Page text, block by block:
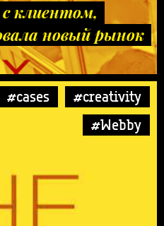
клиентом,
новый рынок
#cases
#creativity
#Webby